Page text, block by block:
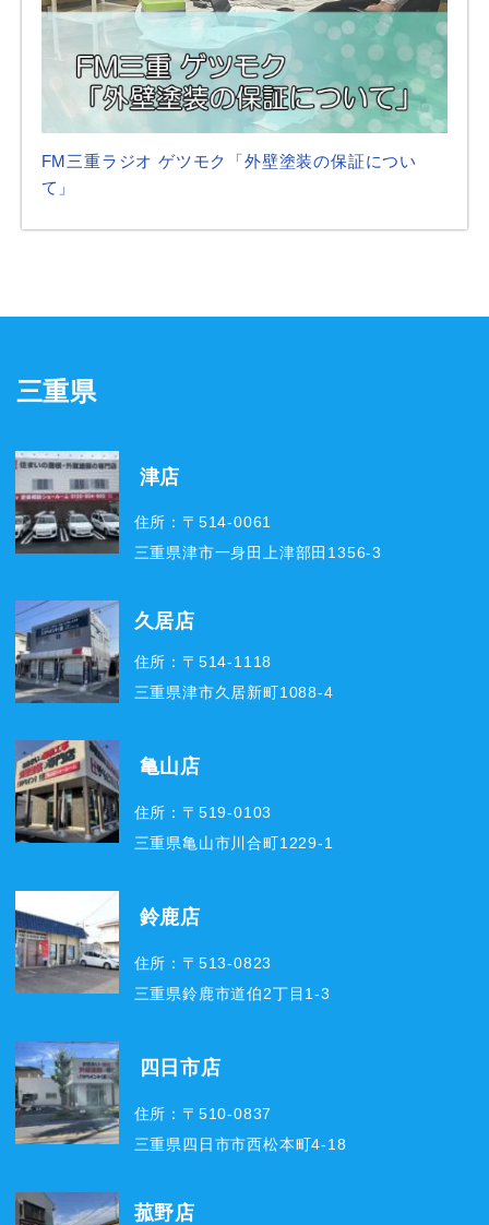
FM三重ラジオ ゲツモク「外壁塗装の保証につい
て」
三重県
津店
住所：〒514-0061
三重県津市一身田上津部田1356-3
久居店
住所：〒514-1118
三重県津市久居新町1088-4
亀山店
住所：〒519-0103
三重県亀山市川合町1229-1
鈴鹿店
住所：〒513-0823
三重県鈴鹿市道伯2丁目1-3
四日市店
住所：〒510-0837
三重県四日市市西松本町4-18
菰野店